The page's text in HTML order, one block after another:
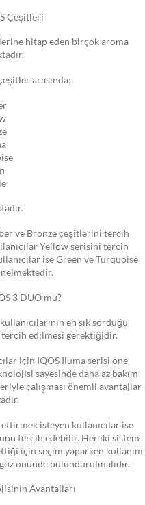
Çeşitleri
hitap eden birçok aroma
arasında;
ve Bronze çeşitlerini tercih
Yellow serisini tercih
ise Green ve Turquoise
3 DUO mu?
en sık sorduğu
edilmesi gerektiğidir.
için IQOS Iluma serisi öne
sayesinde daha az bakım
çalışması önemli avantajlar
ettirmek isteyen kullanıcılar ise
tercih edebilir. Her iki sistem
için seçim yaparken kullanım
önünde bulundurulmalıdır.
Avantajları